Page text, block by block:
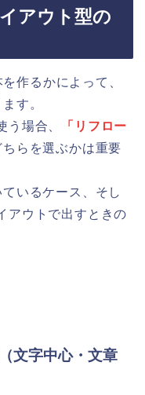
アウト型の
作るかによって、
す。
場合、
「リフロー
ちらを選ぶかは重要
いるケース、そし
アウトで出すときの
文字中心・文章